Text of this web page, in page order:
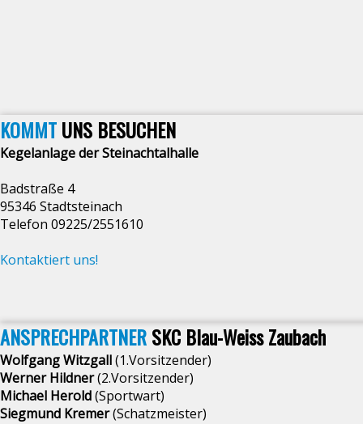
KOMMTUNS BESUCHEN
Kegelanlage der Steinachtalhalle
Badstraße 4
95346 Stadtsteinach
Telefon 09225/2551610
Kontaktiert uns!
ANSPRECHPARTNERSKC Blau-Weiss Zaubach
Wolfgang Witzgall(1.Vorsitzender)
Werner Hildner(2.Vorsitzender)
Michael Herold(Sportwart)
Siegmund Kremer(Schatzmeister)